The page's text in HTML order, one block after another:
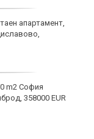
апартамент,
m2 София
358000 EUR